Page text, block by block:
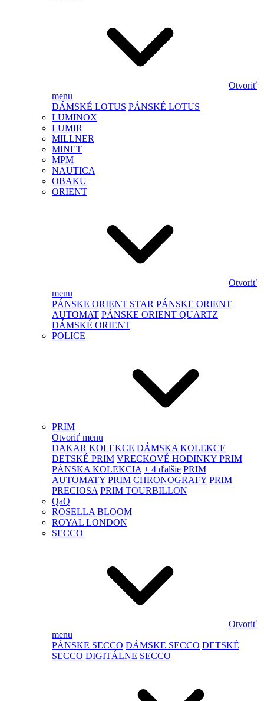
Otvoriť
menu
DÁMSKÉ LOTUS PÁNSKÉ LOTUS
LUMINOX
LUMIR
MILLNER
MINET
MPM
NAUTICA
OBAKU
ORIENT
Otvoriť
menu
PÁNSKE ORIENT STAR PÁNSKE ORIENT
AUTOMAT PÁNSKE ORIENT QUARTZ
DÁMSKÉ ORIENT
POLICE
PRIM
Otvoriť menu
DAKAR KOLEKCE DÁMSKA KOLEKCE
DETSKÉ PRIM VRECKOVÉ HODINKY PRIM
PÁNSKA KOLEKCIA + 4 ďalšie PRIM
AUTOMATY PRIM CHRONOGRAFY PRIM
PRECIOSA PRIM TOURBILLON
QaQ
ROSELLA BLOOM
ROYAL LONDON
SECCO
Otvoriť
menu
PÁNSKE SECCO DÁMSKE SECCO DETSKÉ
SECCO DIGITÁLNE SECCO